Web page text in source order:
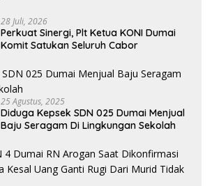
28 Juli, 2026
Perkuat Sinergi, Plt Ketua KONI Dumai
Komit Satukan Seluruh Cabor
25 Agustus, 2025
Diduga Kepsek SDN 025 Dumai Menjual
Baju Seragam Di Lingkungan Sekolah